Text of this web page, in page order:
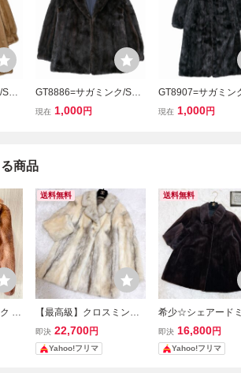
ル
GT8886=サガミンク/SAG
AMINK*銀サガ*ダークミ
ット*サイズ11
現在 1,000円
GT8907=サガミン
AMINK*銀サガ*ダ
現在 1,000円
商品
S
送料無料
【最高級】クロスミンク
毛皮 リアルファーコート
ミドル丈 ベージュ MINK
本毛皮
即決 22,700円
Yahoo!フリマ
送料無料
希少☆シェアード
サガミンク 毛皮 リ
ァーコート 銀サガ
本毛皮 アウター 毛
即決 16,800円
Yahoo!フリマ